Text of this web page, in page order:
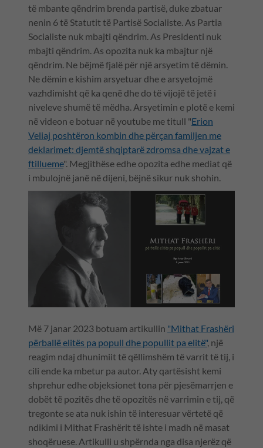
të mbante qëndrim brenda partisë, duke zbatuar
nenin 6 të Statutit të Partisë Socialiste. As Partia
Socialiste nuk mbajti qëndrim. As Presidenti nuk
mbajti qëndrim. As opozita nuk ka mbajtur një
qëndrim. Ne bëjmë fjalë për një arsyetim të dëmin.
Ne dëmin e kishim arsyetuar dhe e arsyetojmë
vazhdimisht që ka qenë dhe do të vijojë të jetë i
niveleve shumë të mëdha. Arsyetimin e plotë e kemi
në videon e botuar në youtube me titull "Erion
Veliaj poshtëron kombin dhe përçan familjen me
deklarimet: djemtë shqiptarë zdromsa dhe vajzat e
ftillueme". Megjithëse edhe opozita edhe mediat që
i mbulojnë janë në dijeni, bëjnë sikur nuk shohin.
Më 7 janar 2023 botuam artikullin "Mithat Frashëri
përballë elitës pa popull dhe popullit pa elitë", një
reagim ndaj dhunimiit të qëllimshëm të varrit të tij, i
cili ende ka mbetur pa autor. Aty qartësisht kemi
shprehur edhe objeksionet tona për pjesëmarrjen e
dobët të pozitës dhe të opozitës në varrimin e tij, që
tregonte se ata nuk ishin të interesuar vërtetë që
ndikimi i Mithat Frashërit të ishte i madh në masat
shoqëruese. Artikulli u shpërnda nga disa njerëz që